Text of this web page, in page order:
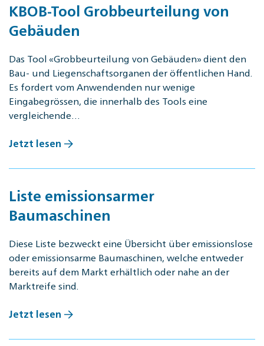
KBOB-Tool Grobbeurteilung von
Gebäuden
Das Tool «Grobbeurteilung von Gebäuden» dient den
Bau- und Liegenschaftsorganen der öffentlichen Hand.
Es fordert vom Anwendenden nur wenige
Eingabegrössen, die innerhalb des Tools eine
vergleichende…
Jetzt lesen
Liste emissionsarmer
Baumaschinen
Diese Liste bezweckt eine Übersicht über emissionslose
oder emissionsarme Baumaschinen, welche entweder
bereits auf dem Markt erhältlich oder nahe an der
Marktreife sind.
Jetzt lesen